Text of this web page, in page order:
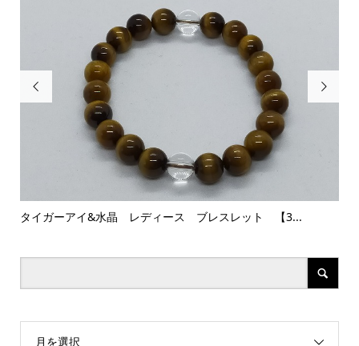

タイガーアイ&水晶 レディース ブレスレット 【3...

月を選択